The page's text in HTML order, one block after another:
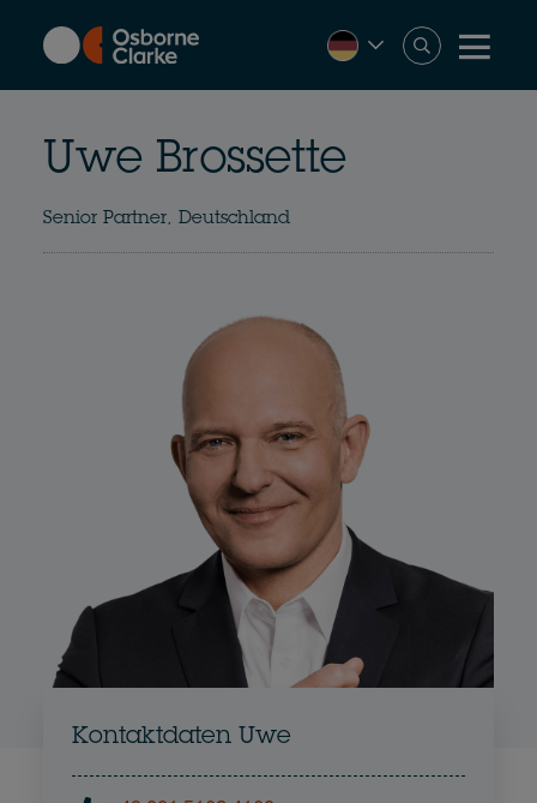
content
Uwe Brossette
Senior Partner, Deutschland
Kontaktdaten Uwe